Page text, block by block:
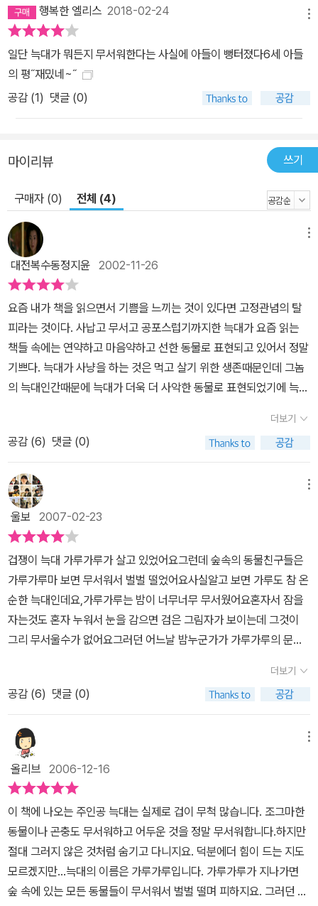
행복한 엘리스 2018-02-24
일단 늑대가 뭐든지 무서워한다는 사실에 아들이 뻥터졌다6세 아들
의 평˝재밌네~˝
공감 (1) 댓글 (0)
마이리뷰 쓰기
구매자 (0) 전체 (4)
대전복수동정지윤 2002-11-26
요즘 내가 책을 읽으면서 기쁨을 느끼는 것이 있다면 고정관념의 탈
피라는 것이다. 사납고 무서고 공포스럽기까지한 늑대가 요즘 읽는
책들 속에는 연약하고 마음약하고 선한 동물로 표현되고 있어서 정말
기쁘다. 늑대가 사냥을 하는 것은 먹고 살기 위한 생존때문인데 그놈
의 늑대인간때문에 늑대가 더욱 더 사악한 동물로 표현되었기에 늑대
의 입장이 되어 본다는 것이지... 사납게 보이는 늑대의 속마음에도 두
려움이 왜 없겠는가... 무섭게만 보여진 가루가루의 참모습이 알려지
게 된 계기가 사람 아이때문인 것이 더 좋았다. 노에미의 착한 마음 때
문에 늑대의 참모습이 알려지게 된 것이 좋았다. 항상 동물들에게 해
만 끼치는 인간으로 비춰지지 않아서 말이다. 늑대에 대해 고정관념
을 깰 수 있는 재미있는 책이고, 선입견이나 겉모습만으로 사람을 평
가하지 말자는 뜻도 담고 있어서 참 좋았다.
더보기
공감 (6) 댓글 (0)
울보 2007-02-23
겁쟁이 늑대 가루가루가 살고 있었어요그런데 숲속의 동물친구들은
가루가루마 보면 무서워서 벌벌 떨었어요사실알고 보면 가루도 참 온
순한 늑대인데요,가루가루는 밤이 너무너무 무서웠어요혼자서 잠을
자는것도 혼자 누워서 눈을 감으면 검은 그림자가 보이는데 그것이
그리 무서울수가 없어요그러던 어느날 밤누군가가 가루가루의 문을
기를 보고 무서워할까 손전등을 치우고 불을 키지 않앗어요그리고 소
녀를 침대에서 재워주엇지요다음날 아침 가루가루는 노에미를 보앗
어요 너무 이뻤지요그런데 노에미가 자신을 보고 놀라면 어쩌나 싶엇
는데 노에미를 가루가루를 보고 놀라지도 무서워하지도 않았어요가
루가루가 하나도 무섭지 않다고 말을 하네요그리고 자기집까지 데려
다 달라고 해요가루가루는 그러기로 하지요숲속에 나타난 가루가루
를 본 동물들은 벌벌떨었어요ㄱ런데 가루가루위에 노에미를 보고는
모두들 가루가루가 무서운 동물이 아니라는것을 알았어요그후로 가
루가루도 무서움을 버렸다지요눈에 보이는것만 보고 남을판단한다는
것은 옳은일이 아니랍니다선입관을 두고 누군가를 판단하는것도 옳
은일이 아니지요우리는 마음을 열고 타인을 보는 마음이있어야 하겠
습니다동물친구들이 늑대의 모습만보고 무서워하지 않았다면 어땠을
더보기
공감 (6) 댓글 (0)
올리브 2006-12-16
이 책에 나오는 주인공 늑대는 실제로 겁이 무척 많습니다. 조그마한
동물이나 곤충도 무서워하고 어두운 것을 정말 무서워합니다.하지만
절대 그러지 않은 것처럼 숨기고 다니지요. 덕분에더 힘이 드는 지도
모르겠지만...늑대의 이름은 가루가루입니다. 가루가루가 지나가면
숲 속에 있는 모든 동물들이 무서워서 벌벌 떨며 피하지요. 그러던 어